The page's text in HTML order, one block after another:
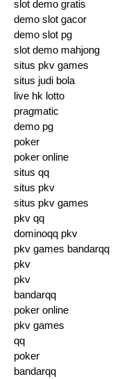
slot demo gratis
demo slot gacor
demo slot pg
slot demo mahjong
situs pkv games
situs judi bola
live hk lotto
pragmatic
demo pg
poker
poker online
situs qq
situs pkv
situs pkv games
pkv qq
dominoqq pkv
pkv games bandarqq
pkv
pkv
bandarqq
poker online
pkv games
qq
poker
bandarqq